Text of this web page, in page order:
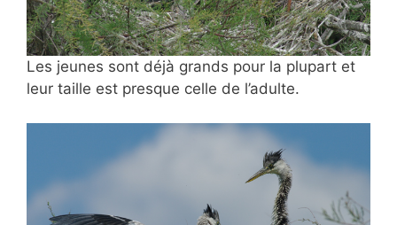
Les jeunes sont déjà grands pour la plupart et
leur taille est presque celle de l’adulte.